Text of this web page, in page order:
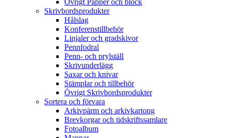
Övrigt Papper och block
Skrivbordsprodukter
Hålslag
Konferenstillbehör
Linjaler och gradskivor
Pennfodral
Penn- och prylställ
Skrivunderlägg
Saxar och knivar
Stämplar och tillbehör
Övrigt Skrivbordsprodukter
Sortera och förvara
Arkivpärm och arkivkartong
Brevkorgar och tidskriftssamlare
Fotoalbum